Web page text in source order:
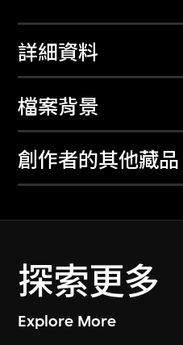
詳細資料
檔案背景
創作者的其他藏品
探索更多
Explore More